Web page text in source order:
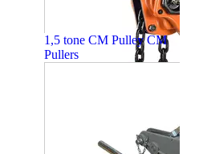
1,5 tone CM Pulley CM
Pullers